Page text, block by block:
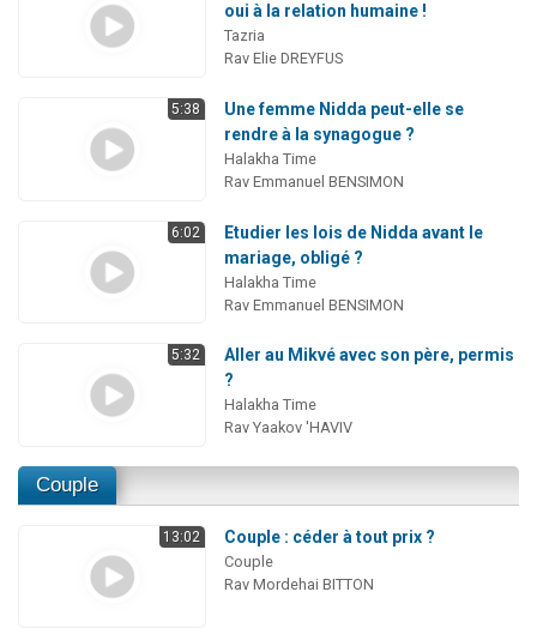
oui à la relation humaine !
Tazria
Rav Elie DREYFUS
5:38
Une femme Nidda peut-elle se
rendre à la synagogue ?
Halakha Time
Rav Emmanuel BENSIMON
6:02
Etudier les lois de Nidda avant le
mariage, obligé ?
Halakha Time
Rav Emmanuel BENSIMON
5:32
Aller au Mikvé avec son père, permis
?
Halakha Time
Rav Yaakov 'HAVIV
Couple
13:02 Couple : céder à tout prix ?
Couple
Rav Mordehai BITTON